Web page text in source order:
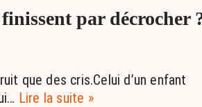
par décrocher
que des cris.Celui d’un enfant
Lire la suite »